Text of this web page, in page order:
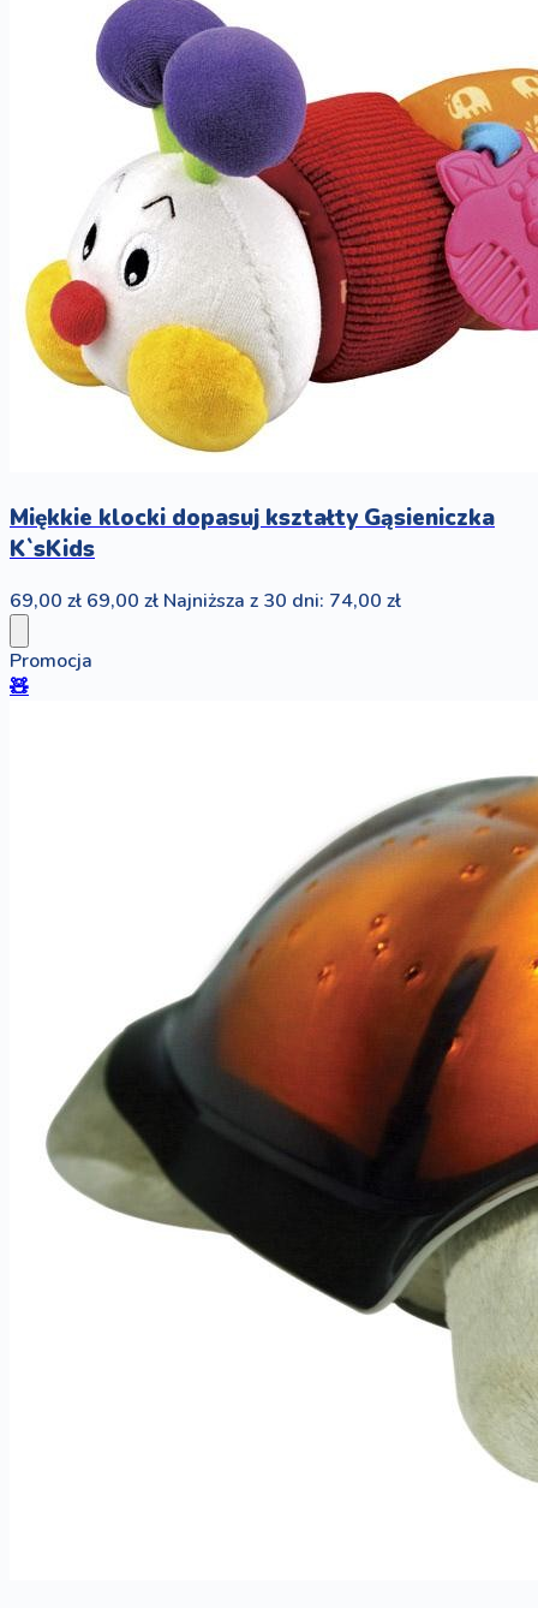
Miękkie klocki dopasuj kształty Gąsieniczka
K`sKids
69,00 zł 69,00 zł Najniższa z 30 dni: 74,00 zł
Promocja
🧸